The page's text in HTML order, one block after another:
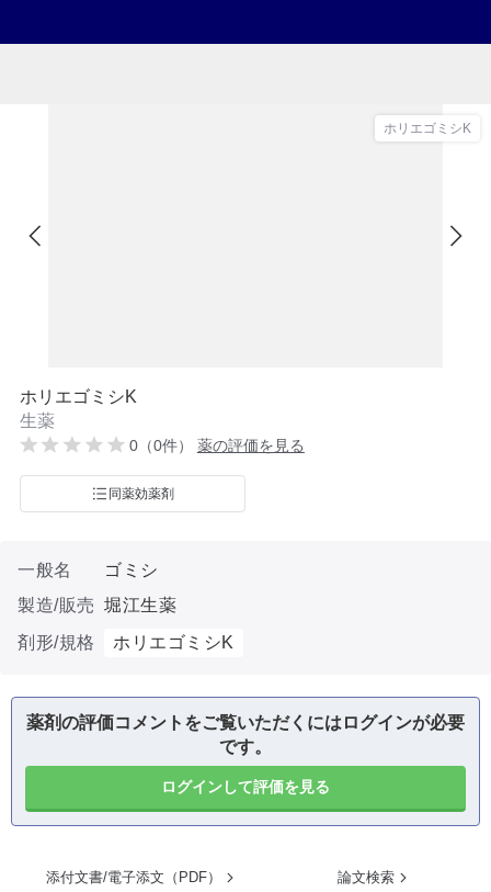
ホリエゴミシK
ホリエゴミシK
生薬
0（0件） 薬の評価を見る
同薬効薬剤
一般名
ゴミシ
製造/販売 堀江生薬
剤形/規格
ホリエゴミシK
薬剤の評価コメントをご覧いただくにはログインが必要
です。
ログインして評価を見る
添付文書/電子添文（PDF） 論文検索